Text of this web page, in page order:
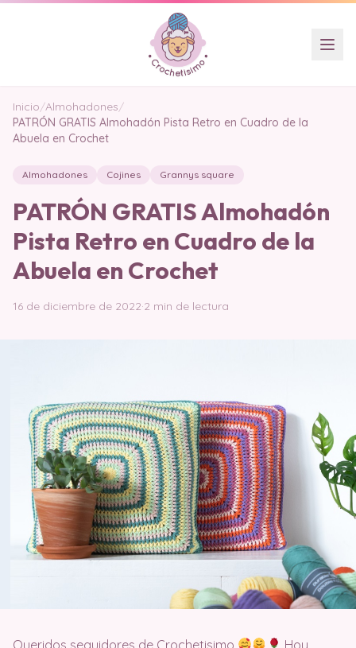
Inicio/Almohadones/
PATRÓN GRATIS Almohadón Pista Retro en Cuadro de la
Abuela en Crochet
Almohadones Cojines Grannys square
PATRÓN GRATIS Almohadón
Pista Retro en Cuadro de la
Abuela en Crochet
16 de diciembre de 2022·2 min de lectura
Queridos seguidores de Crochetisimo
Hoy